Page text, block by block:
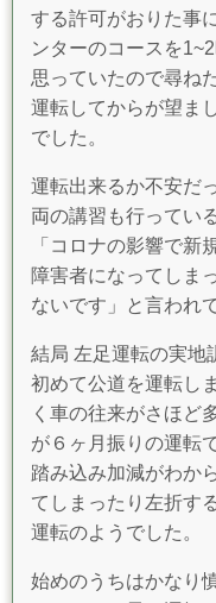
する許可がおりた事
ンターのコースを
思っていたので尋ね
運転してからが望ま
でした。
運転出来るか不安だ
両の講習も行ってい
「コロナの影響で新
障害者になってしま
ないです」と言われ
結局 左足運転の実地
初めて公道を運転し
く車の往来がさほど
が６ヶ月振りの運転
踏み込み加減がわか
てしまったり左折す
運転のようでした。
始めのうちはかなり